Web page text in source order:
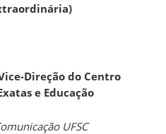
Direção do Centro
e Educação
UFSC